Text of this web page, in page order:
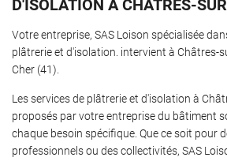
Isolaton
réalisatons
Avis
D'ISOLATION À CHÂTRES-
Votre entreprise, SAS Loison spécialisée
plâtrerie et d'isolation. intervient à Châtres-
Cher (41).
Les services de plâtrerie et d'isolation à
proposés par votre entreprise du bâtiment
chaque besoin spécifique. Que ce soit pour
professionnels ou des collectivités, SAS